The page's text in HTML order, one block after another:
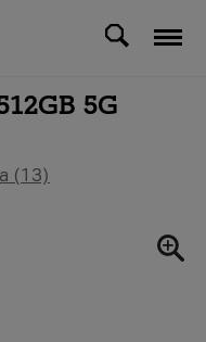
5G
(13)